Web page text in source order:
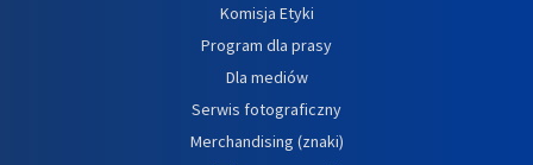
Komisja Etyki
Program dla prasy
Dla mediów
Serwis fotograficzny
Merchandising (znaki)